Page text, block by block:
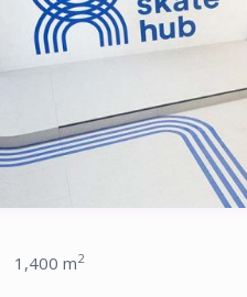
1,400 m2